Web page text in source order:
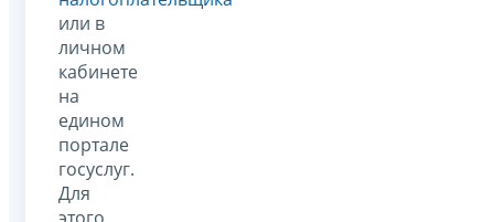
или в
личном
кабинете
на
едином
портале
госуслуг.
Для
этого